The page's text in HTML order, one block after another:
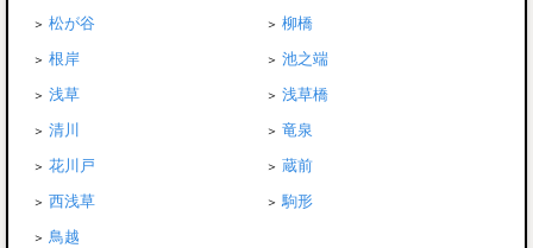
松が谷
柳橋
根岸
池之端
浅草
浅草橋
清川
竜泉
花川戸
蔵前
西浅草
駒形
鳥越